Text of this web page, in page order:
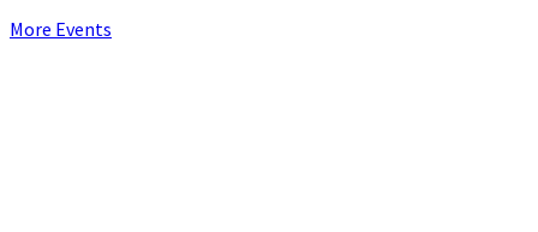
Back
More Events